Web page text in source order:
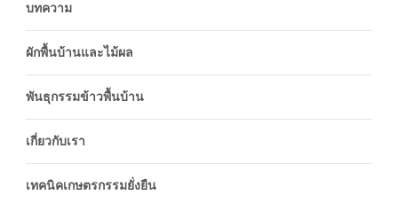
บทความ
ผักพื้นบ้านและไม้ผล
พันธุกรรมข้าวพื้นบ้าน
เกี่ยวกับเรา
เทคนิคเกษตรกรรมยั่งยืน